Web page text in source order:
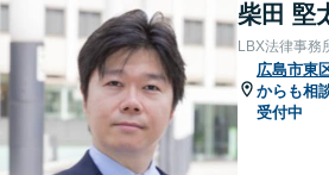
柴田 堅
LBX法律事務
広島市東
からも相
受付中